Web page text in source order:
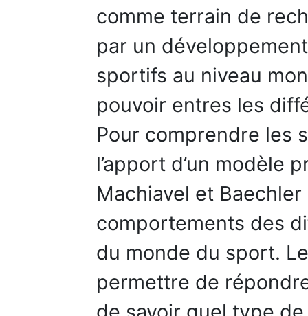
comme terrain de
par un
sportifs au niveau
pouvoir entres les
Pour comprendre les
l’apport d’un modèle
Machiavel et
comportements des
du monde du sport.
permettre de